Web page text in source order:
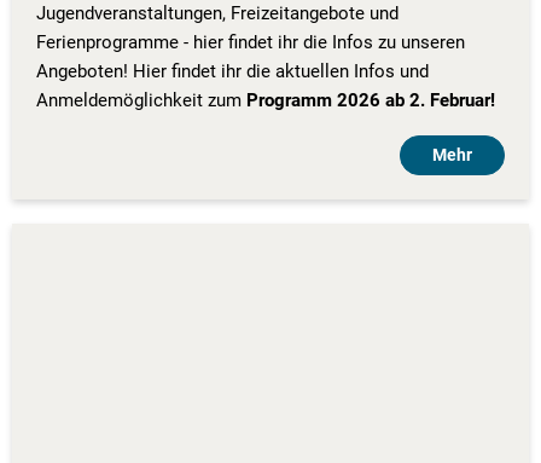
Jugendveranstaltungen, Freizeitangebote und
Ferienprogramme - hier findet ihr die Infos zu unseren
Angeboten! Hier findet ihr die aktuellen Infos und
Anmeldemöglichkeit zum Programm 2026 ab 2. Februar!
Mehr